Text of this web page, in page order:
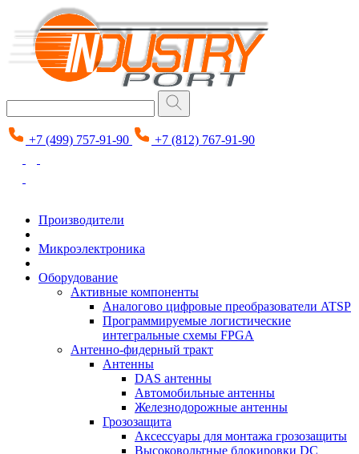
+7 (499) 757-91-90 +7 (812) 767-91-90
Производители
Микроэлектроника
Оборудование
Активные компоненты
Аналогово цифровые преобразователи ATSP
Программируемые логистические
интегральные схемы FPGA
Антенно-фидерный тракт
Антенны
DAS антенны
Автомобильные антенны
Железнодорожные антенны
Грозозащита
Аксессуары для монтажа грозозащиты
Высоковольтные блокировки DC